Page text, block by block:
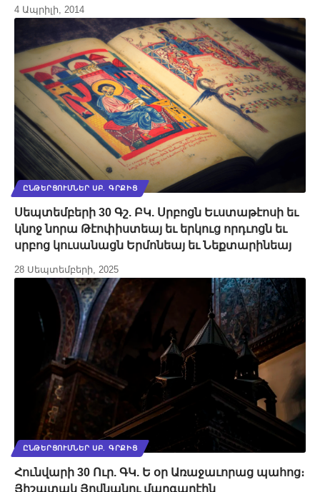
4 Ապրիլի, 2014
ԸՆԹԵՐՑՈՒՄՆԵՐ ՍԲ. ԳՐՔԻՑ
Սեպտեմբերի 30 Գշ. ԲԿ. Սրբոցն Եւստաթէոսի եւ
կնոջ նորա Թէոփիստեայ եւ երկուց որդւոցն եւ
սրբոց կուսանացն Երմոնեայ եւ Նեքտարինեայ
28 Սեպտեմբերի, 2025
ԸՆԹԵՐՑՈՒՄՆԵՐ ՍԲ. ԳՐՔԻՑ
Հունվարի 30 Ուր. ԳԿ. Ե օր Առաջաւորաց պահոց։
Յիշատակ Յովնանու մարգարէին